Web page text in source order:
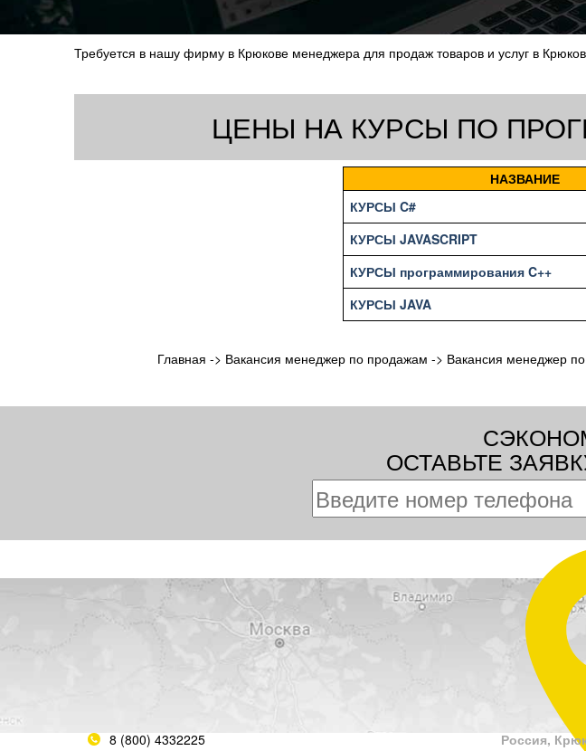
Требуется в нашу фирму в Крюкове менеджера для продаж товаров и услуг в
ЦЕНЫ НА КУРСЫ ПО
НАЗВАНИЕ
КУРСЫ C#
КУРСЫ JAVASCRIPT
КУРСЫ программирования C++
КУРСЫ JAVA
Главная -> Вакансия менеджер по продажам -> Вакансия менеджер
ОСТАВЬТЕ
8 (800) 4332225 Россия,